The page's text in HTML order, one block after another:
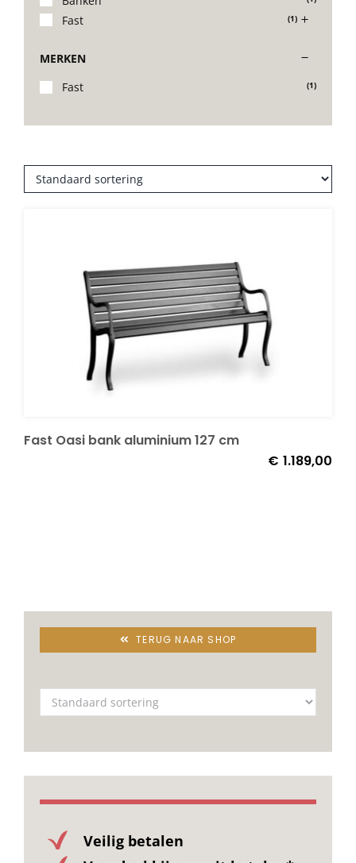
Stoelen
Tafels
Barset
Decoratie kussens
Buitenkleden
Onderhoud
Accessoires en Kado
Fast (1)
MERKEN
Fast
(1)
Fast Oasi bank aluminium 127 cm
€ 1.189,00
TERUG NAAR SHOP
Veilig betalen